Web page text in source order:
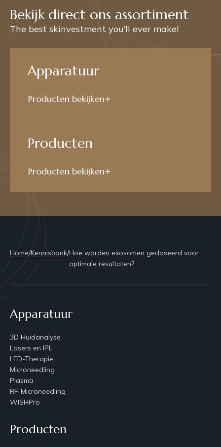
Bekijk direct ons assortiment
The best skinvestment you’ll ever make!
Apparatuur
Producten bekijken
Producten
Producten bekijken
Home/Kennisbank/Hoe worden exosomen gedoseerd voor
optimale resultaten?
Apparatuur
3D Huidanalyse
Lasers en IPL
LED-Therapie
Microneedling
Plasma
RF-Microneedling
WISHPro
Producten